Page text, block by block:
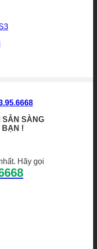
SẴN SÀNG
!
Hãy gọi